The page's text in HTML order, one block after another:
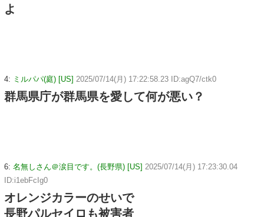
よ
4: ミルパパ(庭) [US] 2025/07/14(月) 17:22:58.23 ID:agQ7/ctk0
群馬県庁が群馬県を愛して何が悪い？
6: 名無しさん＠涙目です。(長野県) [US] 2025/07/14(月) 17:23:30.04
ID:i1ebFcIg0
オレンジカラーのせいで
長野パルセイロも被害者